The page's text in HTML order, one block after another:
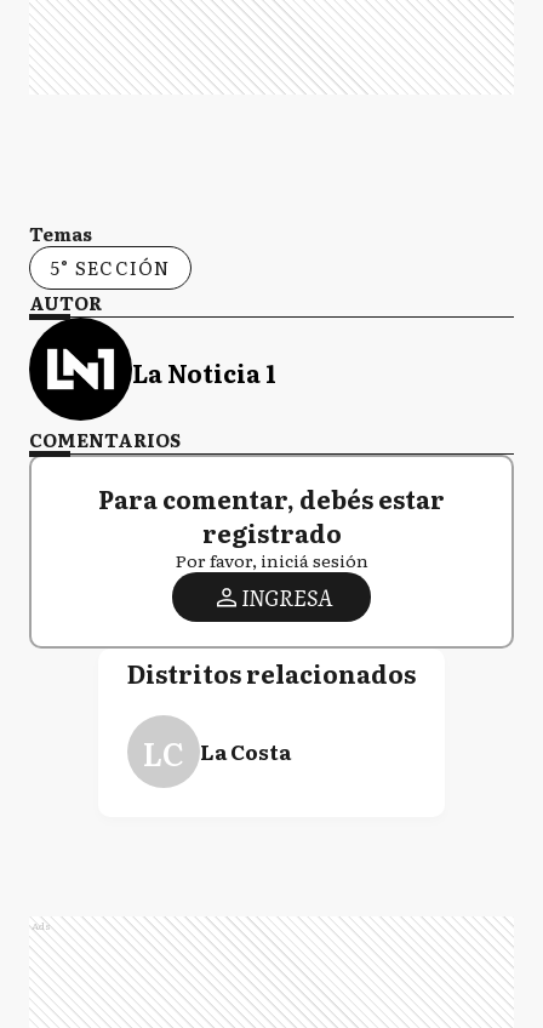
Temas
5° SECCIÓN
AUTOR
La Noticia 1
COMENTARIOS
Para comentar, debés estar
registrado
Por favor, iniciá sesión
INGRESA
Distritos relacionados
LC La Costa
Ads